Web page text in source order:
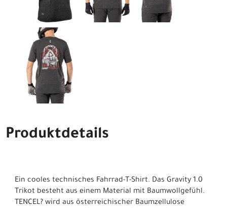
Produktdetails
Ein cooles technisches Fahrrad-T-Shirt. Das Gravity 1.0
Trikot besteht aus einem Material mit Baumwollgefühl.
TENCEL? wird aus österreichischer Baumzellulose